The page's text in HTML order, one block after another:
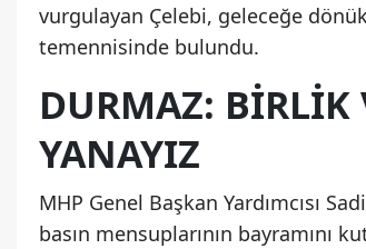
vurgulayan Çelebi, geleceğe
temennisinde bulundu.
DURMAZ: BIRLIK
YANAYIZ
MHP Genel Başkan Yardımcısı
basın mensuplarının bayramını